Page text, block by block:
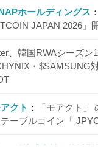
ホールディングス
JAPAN 2026」
、韓国RWAシーズン
・$SAMSUNG
クト
「モアクト」
ーブルコイン「
ード株式会社
信託